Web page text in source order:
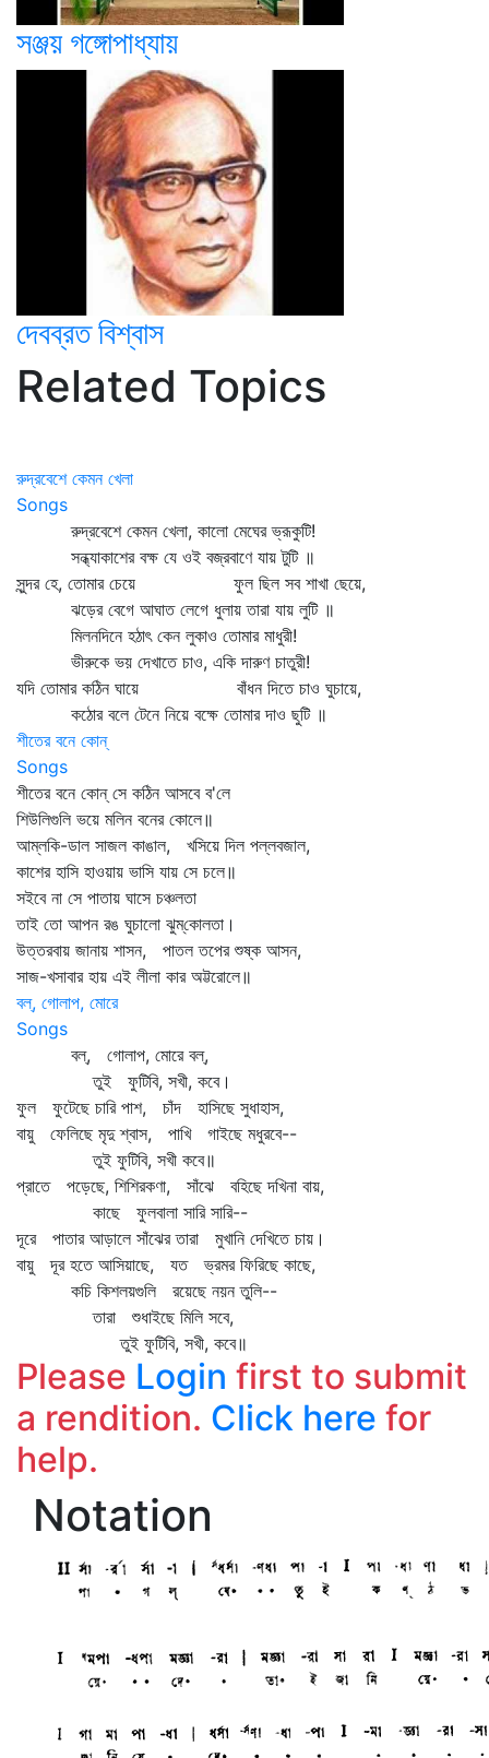
সঞ্জয় গঙ্গোপাধ্যায়
দেবব্রত বিশ্বাস
Related Topics
রুদ্রবেশে কেমন খেলা
Songs
রুদ্রবেশে কেমন খেলা, কালো মেঘের ভ্রূকুটি!
সন্ধ্যাকাশের বক্ষ যে ওই বজ্রবাণে যায় টুটি ॥
সুন্দর হে, তোমার চেয়ে ফুল ছিল সব শাখা ছেয়ে,
ঝড়ের বেগে আঘাত লেগে ধুলায় তারা যায় লুটি ॥
মিলনদিনে হঠাৎ কেন লুকাও তোমার মাধুরী!
ভীরুকে ভয় দেখাতে চাও, একি দারুণ চাতুরী!
যদি তোমার কঠিন ঘায়ে বাঁধন দিতে চাও ঘুচায়ে,
কঠোর বলে টেনে নিয়ে বক্ষে তোমার দাও ছুটি ॥
শীতের বনে কোন্
Songs
শীতের বনে কোন্‌ সে কঠিন আসবে ব'লে
শিউলিগুলি ভয়ে মলিন বনের কোলে॥
আম্‌লকি-ডাল সাজল কাঙাল, খসিয়ে দিল পল্লবজাল,
কাশের হাসি হাওয়ায় ভাসি যায় সে চলে॥
সইবে না সে পাতায় ঘাসে চঞ্চলতা
তাই তো আপন রঙ ঘুচালো ঝুম্‌কোলতা।
উত্তরবায় জানায় শাসন, পাতল তপের শুষ্ক আসন,
সাজ-খসাবার হায় এই লীলা কার অট্টরোলে॥
বল্, গোলাপ, মোরে
Songs
বল্‌, গোলাপ, মোরে বল্‌,
তুই ফুটিবি, সখী, কবে।
ফুল ফুটেছে চারি পাশ, চাঁদ হাসিছে সুধাহাস,
বায়ু ফেলিছে মৃদু শ্বাস, পাখি গাইছে মধুরবে--
তুই ফুটিবি, সখী কবে॥
প্রাতে পড়েছে, শিশিরকণা, সাঁঝে বহিছে দখিনা বায়,
কাছে ফুলবালা সারি সারি--
দূরে পাতার আড়ালে সাঁঝের তারা মুখানি দেখিতে চায়।
বায়ু দূর হতে আসিয়াছে, যত ভ্রমর ফিরিছে কাছে,
কচি কিশলয়গুলি রয়েছে নয়ন তুলি--
তারা শুধাইছে মিলি সবে,
তুই ফুটিবি, সখী, কবে॥
Please Login first to submit
a rendition. Click here for
help.
Notation